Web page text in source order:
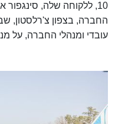
10, ללקוחה שלה,
החברה, בצפון צ'רלסטון,
עובדי ומנהלי החברה, על